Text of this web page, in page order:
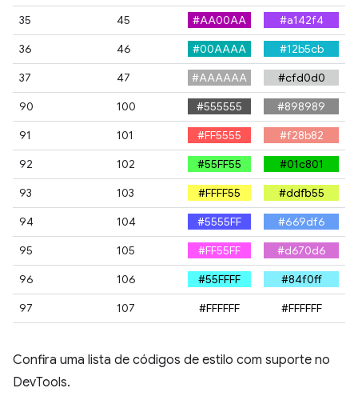
35
45 #AA00AA
#a142f4
36
46 #00AAAA
#12b5cb
37
47 #AAAAAA
#cfd0d0
90
100 #555555
#898989
91
101 #FF5555
#f28b82
92
102 #55FF55
#01c801
93
103 #FFFF55
#ddfb55
94
104 #5555FF
#669df6
95
105 #FF55FF
#d670d6
96
106 #55FFFF
#84f0ff
97
107 #FFFFFF #FFFFFF
Confira uma lista de códigos de estilo com suporte no
DevTools.